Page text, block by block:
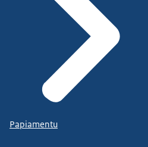
Papiamentu